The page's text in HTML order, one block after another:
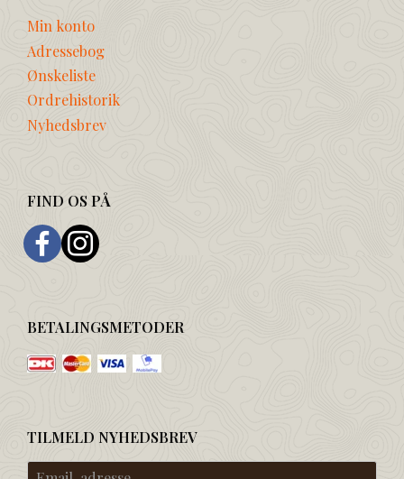
Min konto
Adressebog
Ønskeliste
Ordrehistorik
Nyhedsbrev
FIND OS PÅ
BETALINGSMETODER
TILMELD NYHEDSBREV
Email-